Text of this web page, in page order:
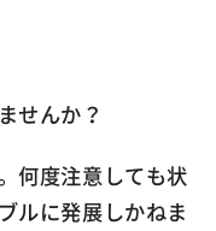
せんか？
何度注意しても状
ルに発展しかねま